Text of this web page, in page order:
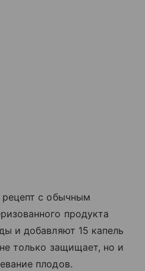
рецепт с обычным
продукта
и добавляют 15 капель
только защищает, но и
плодов.